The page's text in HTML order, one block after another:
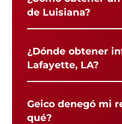
de Luisiana?
¿Dónde obtener
Lafayette, LA?
Geico denegó mi
qué?